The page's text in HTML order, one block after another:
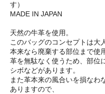
す）
MADE IN JAPAN
天然の牛革を使用。
このバッグのコンセプトは大
本来なら廃棄する部位まで使
革を無駄なく使うため、部位
シボなどがあります。
また革本来の風合いを損なわ
ありますので、